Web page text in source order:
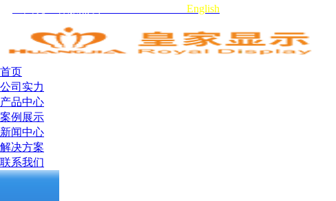
English
首页
公司实力
产品中心
案例展示
新闻中心
解决方案
联系我们